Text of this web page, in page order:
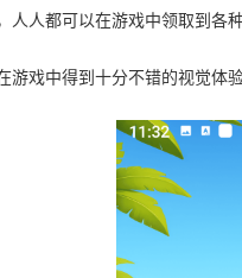
人人都可以在游戏中领取到各
游戏中得到十分不错的视觉体